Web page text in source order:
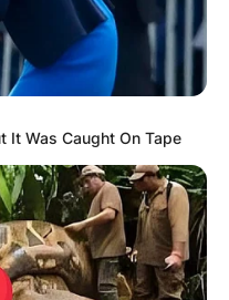
It Was Caught On Tape